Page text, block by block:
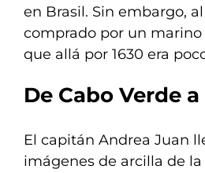
en Brasil. Sin embargo,
comprado por un
que allá por 1630 era
De Cabo Verde
El capitán Andrea Juan
imágenes de arcilla de